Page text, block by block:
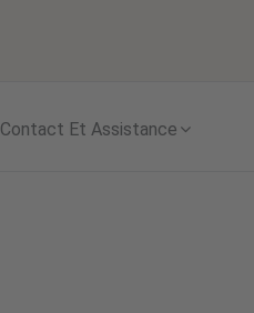
Contact Et Assistance